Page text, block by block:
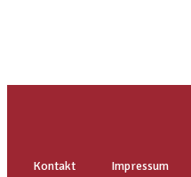
Kontakt Impressum